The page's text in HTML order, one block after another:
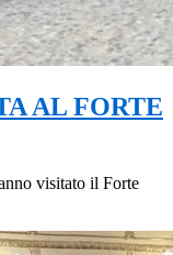
AL FORTE
visitato il Forte